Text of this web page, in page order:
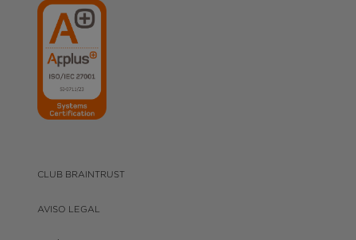
CLUB BRAINTRUST
AVISO LEGAL